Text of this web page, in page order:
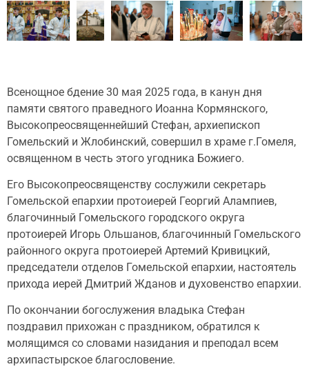
Всенощное бдение 30 мая 2025 года, в канун дня
памяти святого праведного Иоанна Кормянского,
Высокопреосвященнейший Стефан, архиепископ
Гомельский и Жлобинский, совершил в храме г.Гомеля,
освященном в честь этого угодника Божиего.
Его Высокопреосвященству сослужили секретарь
Гомельской епархии протоиерей Георгий Алампиев,
благочинный Гомельского городского округа
протоиерей Игорь Ольшанов, благочинный Гомельского
районного округа протоиерей Артемий Кривицкий,
председатели отделов Гомельской епархии, настоятель
прихода иерей Дмитрий Жданов и духовенство епархии.
По окончании богослужения владыка Стефан
поздравил прихожан с праздником, обратился к
молящимся со словами назидания и преподал всем
архипастырское благословение.